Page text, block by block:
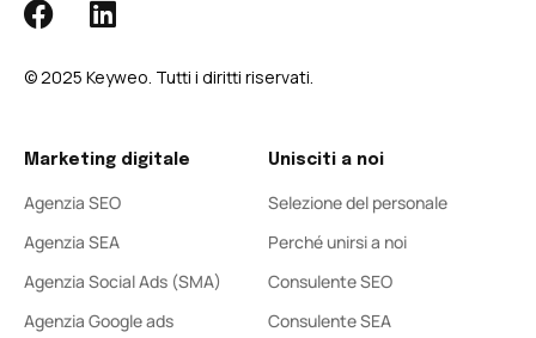
© 2025 Keyweo. Tutti i diritti riservati.
Marketing digitale
Agenzia SEO
Agenzia SEA
Agenzia Social Ads (SMA)
Agenzia Google ads
Unisciti a noi
Selezione del personale
Perché unirsi a noi
Consulente SEO
Consulente SEA